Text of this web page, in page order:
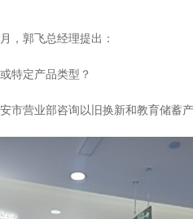
，郭飞总经理提出：
特定产品类型？
市营业部咨询以旧换新和教育储蓄